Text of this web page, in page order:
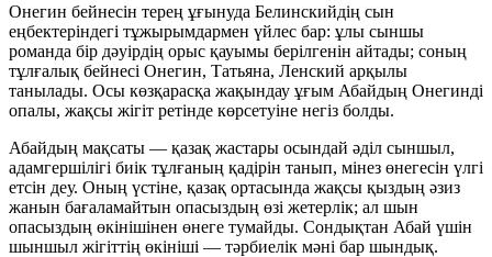
Онегин бейнесін терең ұғынуда Белинскийдің сын
еңбектеріндегі тұжырымдармен үйлес бар: ұлы сыншы
романда бір дәуірдің орыс қауымы берілгенін айтады; соның
тұлғалық бейнесі Онегин, Татьяна, Ленский арқылы
танылады. Осы көзқарасқа жақындау ұғым Абайдың Онегинді
опалы, жақсы жігіт ретінде көрсетуіне негіз болды.
Абайдың мақсаты — қазақ жастары осындай әділ сыншыл,
адамгершілігі биік тұлғаның қадірін танып, мінез өнегесін үлгі
етсін деу. Оның үстіне, қазақ ортасында жақсы қыздың әзиз
жанын бағаламайтын опасыздың өзі жетерлік; ал шын
опасыздың өкінішінен өнеге тумайды. Сондықтан Абай үшін
шыншыл жігіттің өкініші — тәрбиелік мәні бар шындық.